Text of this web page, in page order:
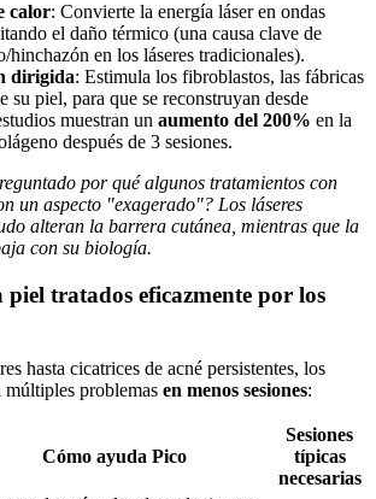
calor: Convierte la energía láser en ondas
el daño térmico (una causa clave de
hinchazón en los láseres tradicionales).
dirigida: Estimula los fibroblastos, las fábricas
su piel, para que se reconstruyan desde
muestran un aumento del 200% en la
después de 3 sesiones.
por qué algunos tratamientos con
un aspecto "exagerado"? Los láseres
alteran la barrera cutánea, mientras que la
con su biología.
piel tratados eficazmente por los
hasta cicatrices de acné persistentes, los
múltiples problemas en menos sesiones:
Cómo ayuda Pico
Sesiones
típicas
necesarias